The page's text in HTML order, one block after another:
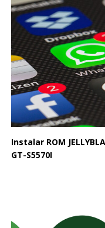
Instalar ROM
GT-S5570I